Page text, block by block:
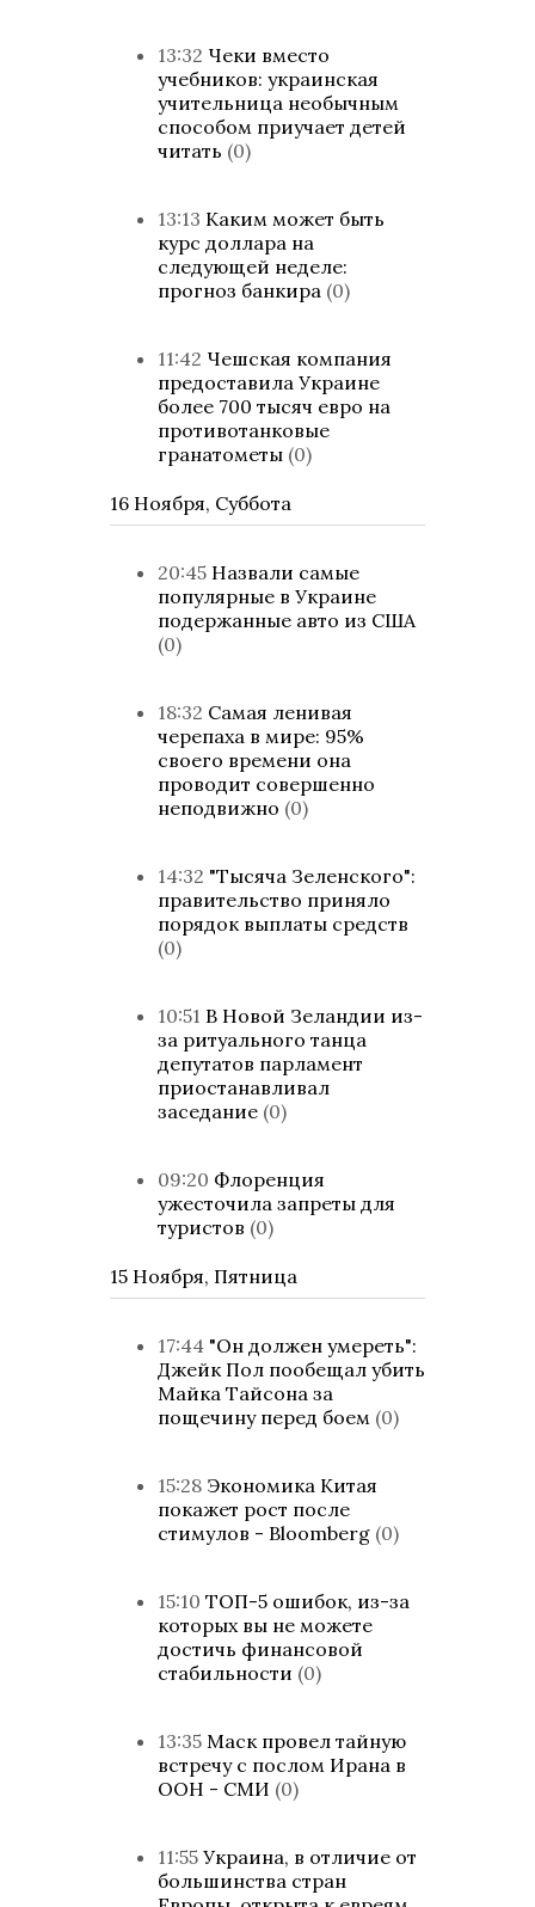
13:32 Чеки вместо
учебников: украинская
учительница необычным
способом приучает детей
читать (0)
13:13 Каким может быть
курс доллара на
следующей неделе:
прогноз банкира (0)
11:42 Чешская компания
предоставила Украине
более 700 тысяч евро на
противотанковые
гранатометы (0)
16 Ноября, Суббота
20:45 Назвали самые
популярные в Украине
подержанные авто из США
(0)
18:32 Самая ленивая
черепаха в мире: 95%
своего времени она
проводит совершенно
неподвижно (0)
14:32 "Тысяча Зеленского":
правительство приняло
порядок выплаты средств
(0)
10:51 В Новой Зеландии из-
за ритуального танца
депутатов парламент
приостанавливал
заседание (0)
09:20 Флоренция
ужесточила запреты для
туристов (0)
15 Ноября, Пятница
17:44 "Он должен умереть":
Джейк Пол пообещал убить
Майка Тайсона за
пощечину перед боем (0)
15:28 Экономика Китая
покажет рост после
стимулов - Bloomberg (0)
15:10 ТОП-5 ошибок, из-за
которых вы не можете
достичь финансовой
стабильности (0)
13:35 Маск провел тайную
встречу с послом Ирана в
ООН - СМИ (0)
11:55 Украина, в отличие от
большинства стран